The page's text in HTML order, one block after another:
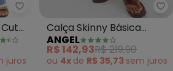
Sawary Jeans - Calça (Jeans)
juros
Calça Skinny Básica
(Jeans Escuro)
ANGEL
R$ 142,93R$ 219,90
ou 4x de R$ 35,73 sem juros